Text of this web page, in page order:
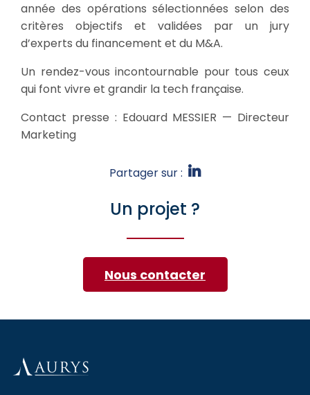
année des opérations sélectionnées selon des
critères objectifs et validées par un jury
d’experts du financement et du M&A.
Un rendez-vous incontournable pour tous ceux
qui font vivre et grandir la tech française.
Contact presse : Edouard MESSIER — Directeur
Marketing
Partager sur :
Un projet ?
Nous contacter